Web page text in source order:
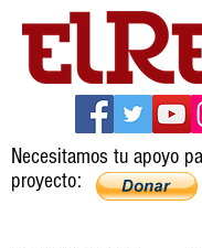
Necesitamos tu apoyo
proyecto: